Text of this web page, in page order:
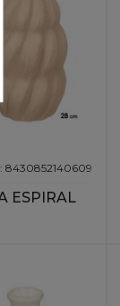
8430852140609
ESPIRAL